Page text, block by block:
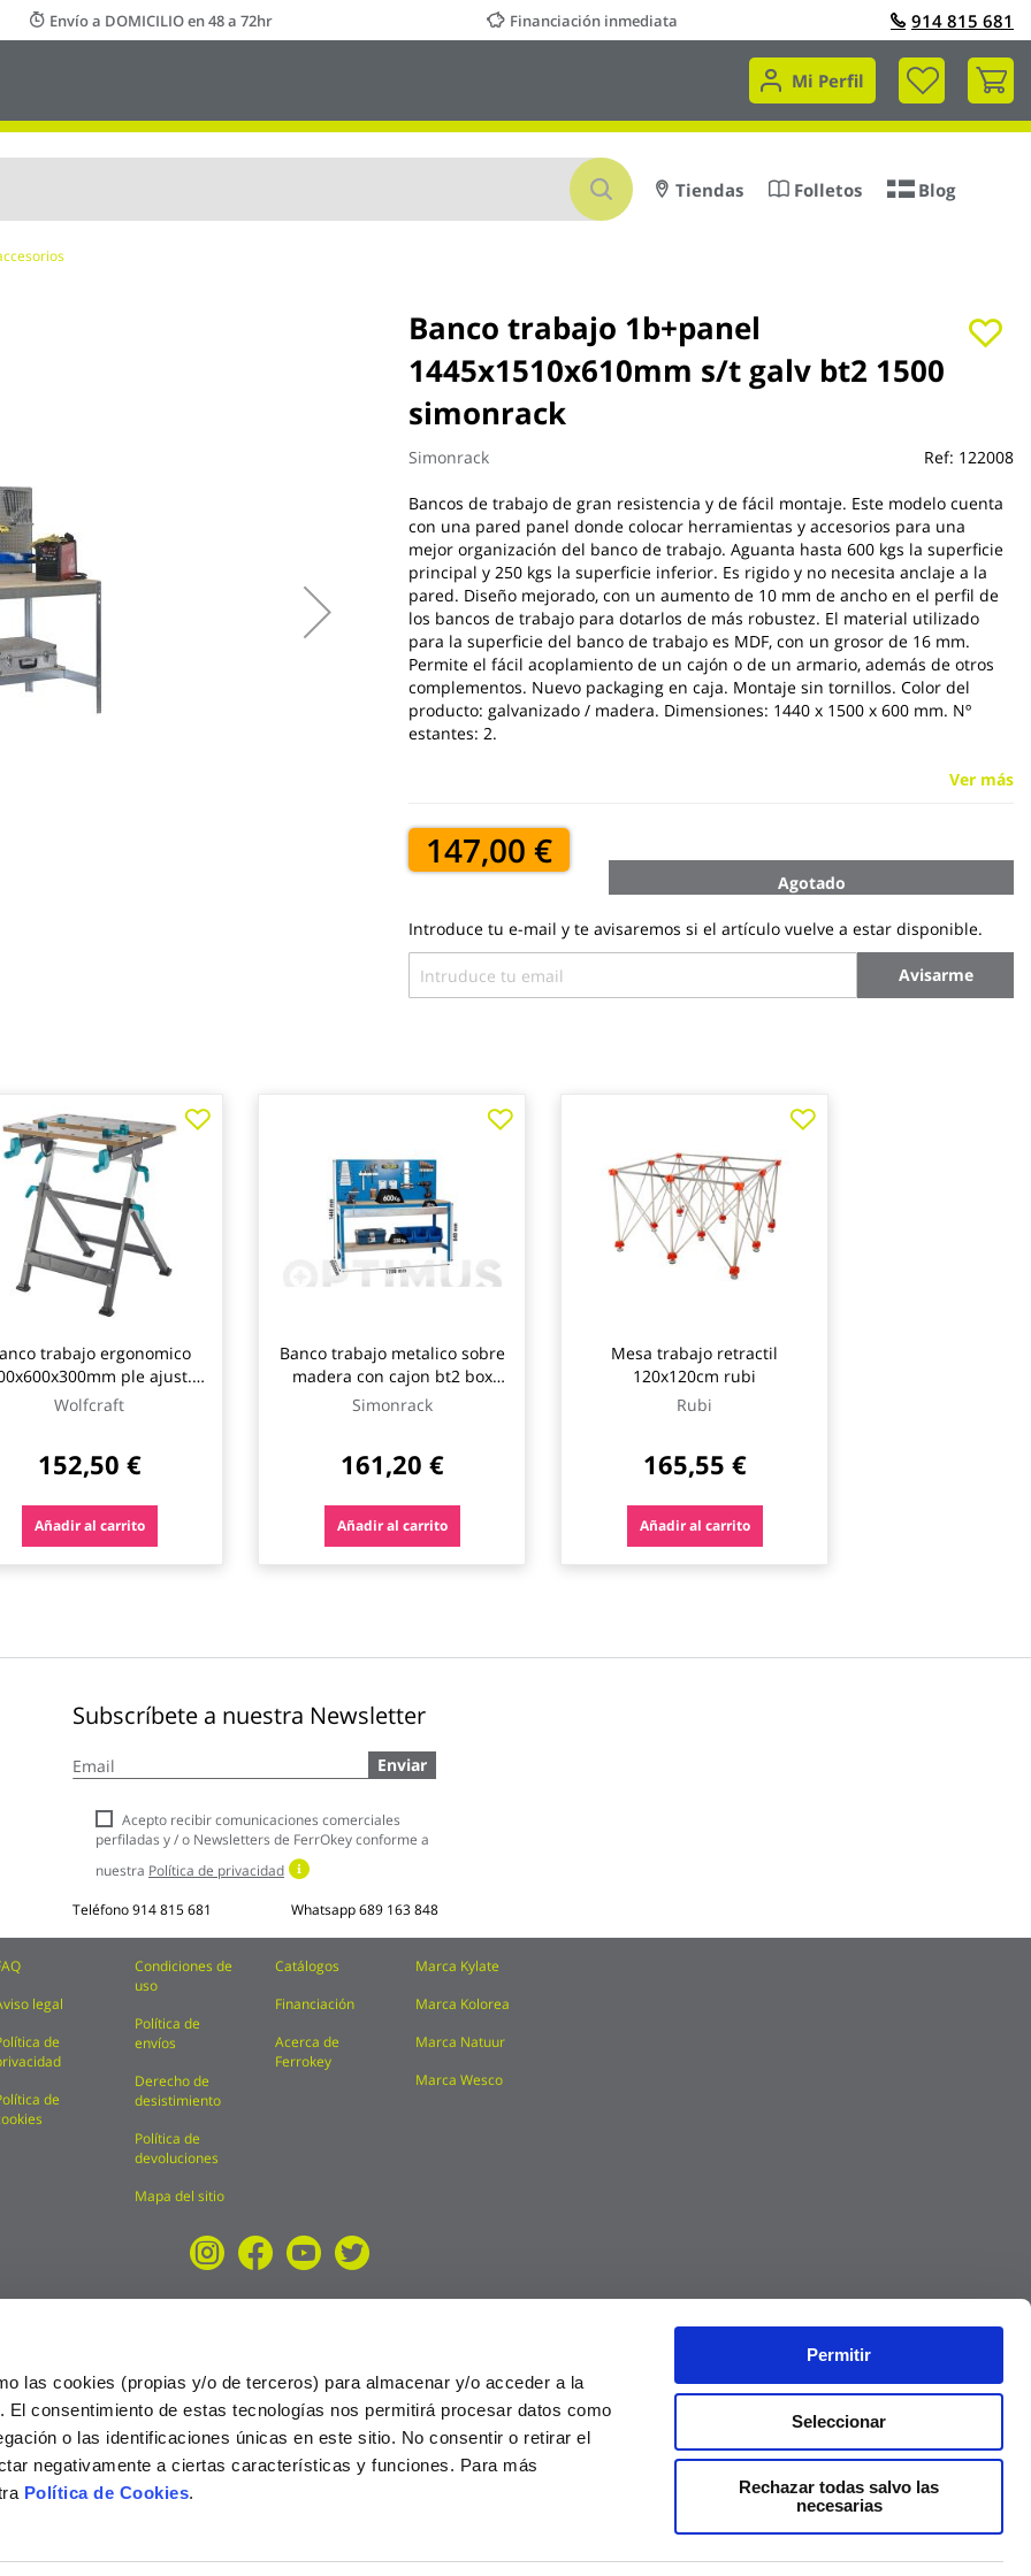
las cookies (propias y/o de terceros) para almacenar y/o acceder a la
El consentimiento de estas tecnologías nos permitirá procesar datos como
o las identificaciones únicas en este sitio. No consentir o retirar el
negativamente a ciertas características y funciones. Para más
Política de Cookies.
Permitir
Seleccionar
Rechazar todas salvo las
necesarias
Envío a DOMICILIO en 48 a 72hr Financiación inmediata 914 815 681
Mi Perfil
Mi
Buscar
Tiendas Folletos Blog
Banco trabajo 1b+panel
1445x1510x610mm s/t galv bt2 1500
simonrack
Simonrack Ref: 122008
Bancos de trabajo de gran resistencia y de fácil montaje. Este modelo cuenta
con una pared panel donde colocar herramientas y accesorios para una
mejor organización del banco de trabajo. Aguanta hasta 600 kgs la superficie
principal y 250 kgs la superficie inferior. Es rigido y no necesita anclaje a la
pared. Diseño mejorado, con un aumento de 10 mm de ancho en el perfil de
los bancos de trabajo para dotarlos de más robustez. El material utilizado
para la superficie del banco de trabajo es MDF, con un grosor de 16 mm.
Permite el fácil acoplamiento de un cajón o de un armario, además de otros
complementos. Nuevo packaging en caja. Montaje sin tornillos. Color del
producto: galvanizado / madera. Dimensiones: 1440 x 1500 x 600 mm. Nº
estantes: 2.
Ver más
147,00 €
Agotado
Introduce tu e-mail y te avisaremos si el artículo vuelve a estar disponible.
Avisarme
trabajo ergonomico
ple ajust.
master 650 wolfcraft
Wolfcraft
152,50 €
Añadir al carrito
Banco trabajo metalico sobre
madera con cajon bt2 box
1200 azul 1445 x 1210 x 610
Simonrack
161,20 €
Añadir al carrito
Mesa trabajo retractil
120x120cm rubi
Rubi
165,55 €
Añadir al carrito
Subscríbete a nuestra Newsletter
a
boletín
noticias:
Enviar
Acepto recibir comunicaciones comerciales
perfiladas y / o Newsletters de FerrOkey conforme a
nuestra Política de privacidad
Teléfono914 815 681 Whatsapp689 163 848
legal
de
de
Condiciones de
uso
Política de
envíos
Derecho de
desistimiento
Política de
devoluciones
Mapa del sitio
Catálogos
Financiación
Acerca de
Ferrokey
Marca Kylate
Marca Kolorea
Marca Natuur
Marca Wesco